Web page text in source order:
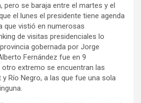
pero se baraja entre el martes y el
el lunes el presidente tiene agenda
que vistió en numerosas
de visitas presidenciales lo
gobernada por Jorge
Fernández fue en 9
otro extremo se encuentran las
Río Negro, a las que fue una sola